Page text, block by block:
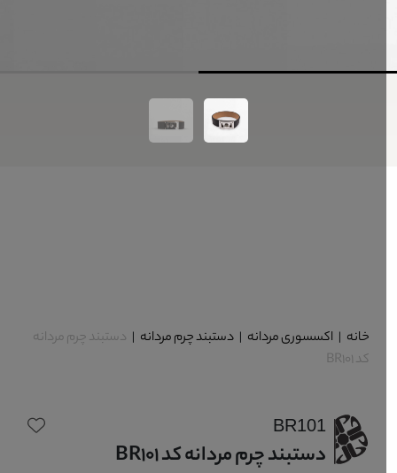
خانه | اکسسوری مردانه| دستبند چرم مردانه| دستبند چرم مردانه
کد BR101
BR101
دستبند چرم مردانه کد BR101